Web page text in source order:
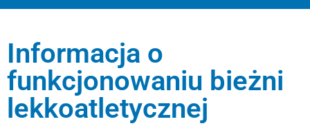
Informacja o
funkcjonowaniu bieżni
lekkoatletycznej